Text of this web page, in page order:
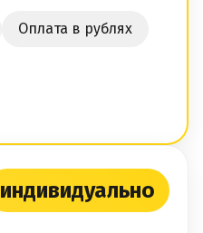
Оплата в рублях
индивидуально